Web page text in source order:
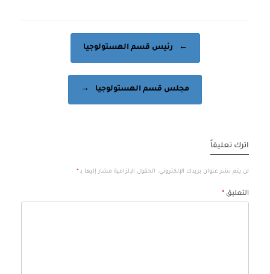
← رئيس قسم الهستولوجيا
مجلس قسم الهستولوجيا →
اترك تعليقاً
لن يتم نشر عنوان بريدك الإلكتروني. الحقول الإلزامية مشار إليها بـ *
التعليق *